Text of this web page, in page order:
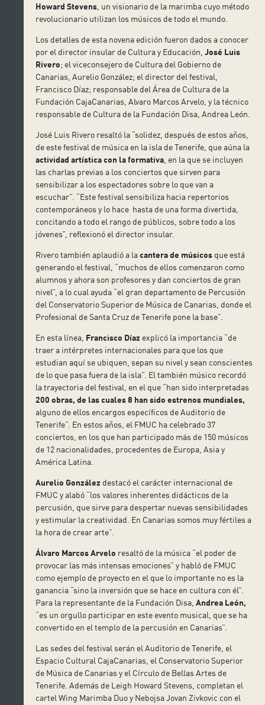
Howard Stevens , un visionario de la marimba cuyo método
revolucionario utilizan los músicos de todo el mundo.
Los detalles de esta novena edición fueron dados a conocer
por el director insular de Cultura y Educación,José Luis
Rivero; el viceconsejero de Cultura del Gobierno de
Canarias, Aurelio González; el director del festival,
Francisco Díaz; responsable del Área de Cultura de la
Fundación CajaCanarias, Alvaro Marcos Arvelo, y la técnico
responsable de Cultura de la Fundación Disa, Andrea León.
José Luis Rivero resaltó la “solidez, después de estos años,
de este festival de música en la isla de Tenerife, que aúna la
actividad artística con la formativa , en la que se incluyen
las charlas previas a los conciertos que sirven para
sensibilizar a los espectadores sobre lo que van a
escuchar”. “Este festival sensibiliza hacia repertorios
contemporáneos y lo hace hasta de una forma divertida,
concitando a todo el rango de públicos, sobre todo a los
jóvenes”, reflexionó el director insular.
Rivero también aplaudió a lacantera de músicos que está
generando el festival, “muchos de ellos comenzaron como
alumnos y ahora son profesores y dan conciertos de gran
nivel”, a lo cual ayuda “el gran departamento de Percusión
del Conservatorio Superior de Música de Canarias, donde el
Profesional de Santa Cruz de Tenerife pone la base”.
En esta línea, Francisco Díaz explicó la importancia “de
traer a intérpretes internacionales para que los que
estudian aquí se ubiquen, sepan su nivel y sean conscientes
de lo que pasa fuera de la isla”. El también músico recordó
la trayectoria del festival, en el que “han sido interpretadas
200 obras, de las cuales 8 han sido estrenos mundiales,
alguno de ellos encargos específicos de Auditorio de
Tenerife”. En estos años, el FMUC ha celebrado 37
conciertos, en los que han participado más de 150 músicos
de 12 nacionalidades, procedentes de Europa, Asia y
América Latina.
Aurelio González destacó el carácter internacional de
FMUC y alabó “los valores inherentes didácticos de la
percusión, que sirve para despertar nuevas sensibilidades
y estimular la creatividad. En Canarias somos muy fértiles a
la hora de crear arte”.
Álvaro Marcos Arvelo resaltó de la música “el poder de
provocar las más intensas emociones” y habló de FMUC
como ejemplo de proyecto en el que lo importante no es la
ganancia “sino la inversión que se hace en cultura con él”.
Para la representante de la Fundación Disa,Andrea León,
“es un orgullo participar en este evento musical, que se ha
convertido en el templo de la percusión en Canarias”.
Las sedes del festival serán el Auditorio de Tenerife, el
Espacio Cultural CajaCanarias, el Conservatorio Superior
de Música de Canarias y el Círculo de Bellas Artes de
Tenerife. Además de Leigh Howard Stevens, completan el
cartel Wing Marimba Duo y Nebojsa Jovan Zivkovic con el